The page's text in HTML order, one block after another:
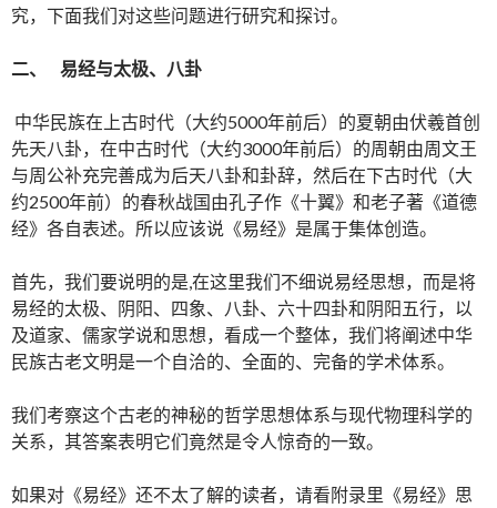
究，下面我们对这些问题进行研究和探讨。
二、 易经与太极、八卦
中华民族在上古时代（大约5000年前后）的夏朝由伏羲首创
先天八卦，在中古时代（大约3000年前后）的周朝由周文王
与周公补充完善成为后天八卦和卦辞，然后在下古时代（大
约2500年前）的春秋战国由孔子作《十翼》和老子著《道德
经》各自表述。所以应该说《易经》是属于集体创造。
首先，我们要说明的是,在这里我们不细说易经思想，而是将
易经的太极、阴阳、四象、八卦、六十四卦和阴阳五行，以
及道家、儒家学说和思想，看成一个整体，我们将阐述中华
民族古老文明是一个自洽的、全面的、完备的学术体系。
我们考察这个古老的神秘的哲学思想体系与现代物理科学的
关系，其答案表明它们竟然是令人惊奇的一致。
如果对《易经》还不太了解的读者，请看附录里《易经》思